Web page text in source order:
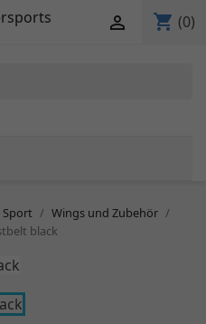
shopping_cart (0)

Sport
Wings und Zubehör
black